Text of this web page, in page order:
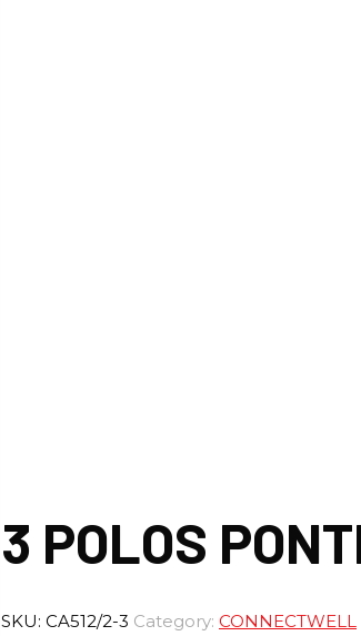
3 POLOS
SKU: CA512/2-3 Category: CONNECTWELL